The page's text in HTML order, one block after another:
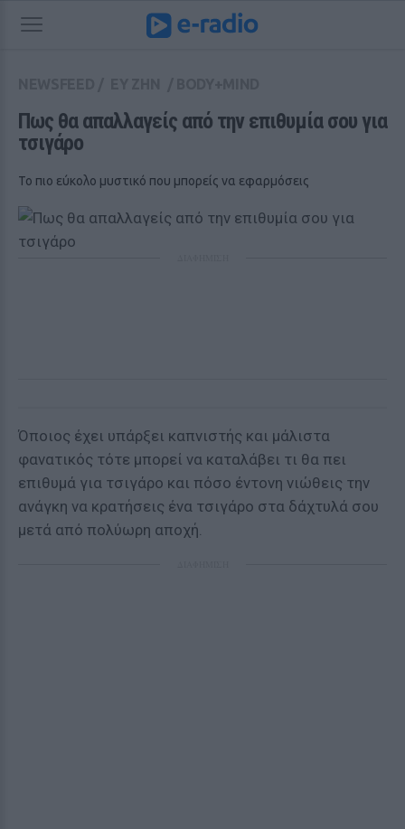
Πως θα απαλλαγείς από την επιθυμία σου για
τσιγάρο
Το πιο εύκολο μυστικό που μπορείς να εφαρμόσεις
Όποιος έχει υπάρξει καπνιστής και μάλιστα
φανατικός τότε μπορεί να καταλάβει τι θα πει
επιθυμά για τσιγάρο και πόσο έντονη νιώθεις την
ανάγκη να κρατήσεις ένα τσιγάρο στα δάχτυλά σου
μετά από πολύωρη αποχή.